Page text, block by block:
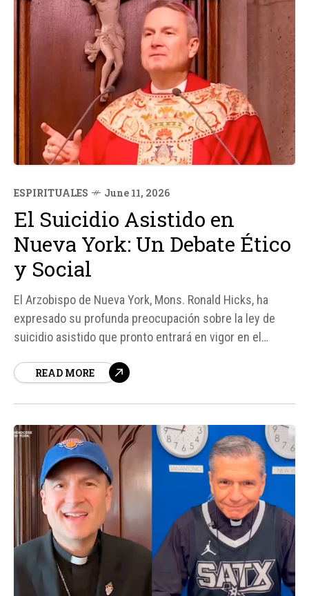
ESPIRITUALES June 11, 2026
El Suicidio Asistido en
Nueva York: Un Debate Ético
y Social
El Arzobispo de Nueva York, Mons. Ronald Hicks, ha
expresado su profunda preocupación sobre la ley de
suicidio asistido que pronto entrará en vigor en el
con diagnósticos de enfermedades terminales solicitar
READ MORE